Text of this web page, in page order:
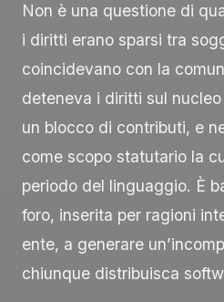
Non è una questione di
i diritti erano sparsi tra
coincidevano con la
deteneva i diritti sul
un blocco di contributi, e
come scopo statutario la
periodo del linguaggio. È
foro, inserita per ragioni
ente, a generare
chiunque distribuisca